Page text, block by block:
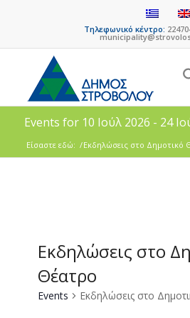
Τηλεφωνικό κέντρο:
Events for 10 Ιούλ 2026 - 24
Είσαστε εδώ: /Εκδηλώσεις στο Δημοτικό
Εκδηλώσεις στο
Θέατρο
Events Εκδηλώσεις στο